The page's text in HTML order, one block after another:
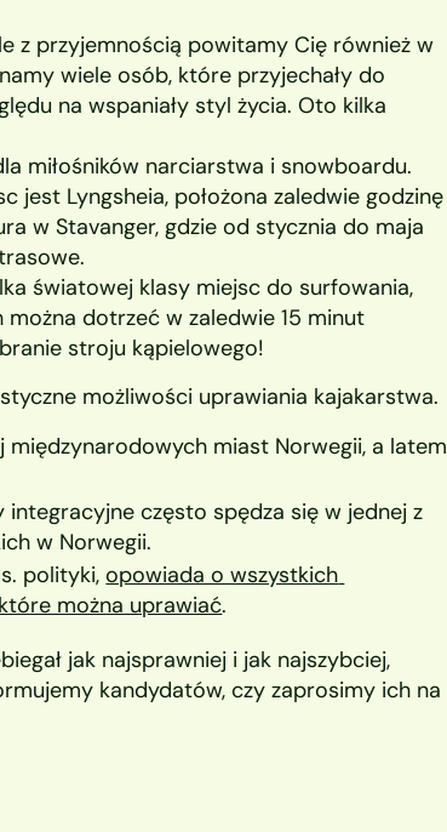
z przyjemnością powitamy Cię również w
wiele osób, które przyjechały do
na wspaniały styl życia. Oto kilka
miłośników narciarstwa i snowboardu.
jest Lyngsheia, położona zaledwie godzinę
w Stavanger, gdzie od stycznia do maja
światowej klasy miejsc do surfowania,
dotrzeć w zaledwie 15 minut
stroju kąpielowego!
możliwości uprawiania kajakarstwa.
międzynarodowych miast Norwegii, a latem
integracyjne często spędza się w jednej z
w Norwegii.
polityki, opowiada o wszystkich
można uprawiać.
jak najsprawniej i jak najszybciej,
kandydatów, czy zaprosimy ich na